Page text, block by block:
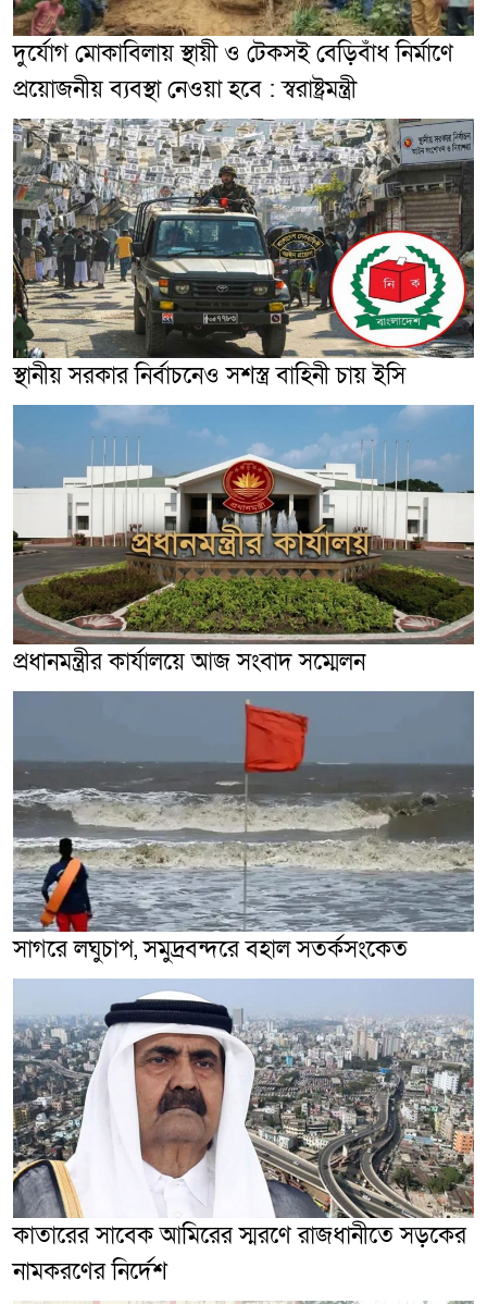
দুর্যোগ মোকাবিলায় স্থায়ী ও টেকসই বেড়িবাঁধ নির্মাণে
প্রয়োজনীয় ব্যবস্থা নেওয়া হবে : স্বরাষ্ট্রমন্ত্রী
স্থানীয় সরকার নির্বাচনেও সশস্ত্র বাহিনী চায় ইসি
প্রধানমন্ত্রীর কার্যালয়ে আজ সংবাদ সম্মেলন
সাগরে লঘুচাপ, সমুদ্রবন্দরে বহাল সতর্কসংকেত
কাতারের সাবেক আমিরের স্মরণে রাজধানীতে সড়কের
নামকরণের নির্দেশ